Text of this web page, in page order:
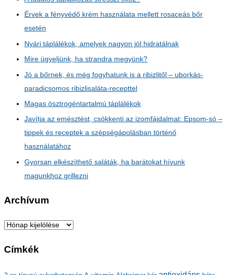
Érvek a fényvédő krém használata mellett rosaceás bőr
esetén
Nyári táplálékok, amelyek nagyon jól hidratálnak
Mire ügyeljünk, ha strandra megyünk?
Jó a bőrnek, és még fogyhatunk is a ribizlitől – uborkás-
paradicsomos ribizlisaláta-recepttel
Magas ösztrogéntartalmú táplálékok
Javítja az emésztést, csökkenti az izomfájdalmat: Epsom-só –
tippek és receptek a szépségápolásban történő
használatához
Gyorsan elkészíthető saláták, ha barátokat hívunk
magunkhoz grillezni
Archívum
A
c
Címkék